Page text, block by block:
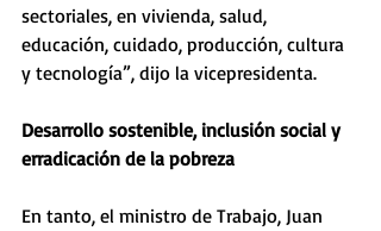
sectoriales, en vivienda, salud,
educación, cuidado, producción, cultura
y tecnología”, dijo la vicepresidenta.
Desarrollo sostenible, inclusión social y
erradicación de la pobreza
En tanto, el ministro de Trabajo, Juan